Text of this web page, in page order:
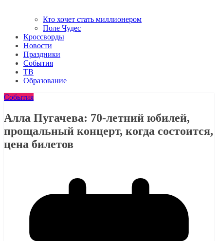
Кто хочет стать миллионером
Поле Чудес
Кроссворды
Новости
Праздники
События
ТВ
Образование
События
Алла Пугачева: 70-летний юбилей,
прощальный концерт, когда состоится,
цена билетов